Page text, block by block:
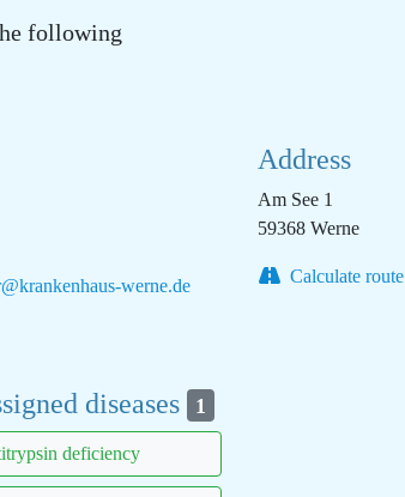
following
werne.de
Address
Am See 1
59368 Werne
Calculate route
diseases 1
deficiency